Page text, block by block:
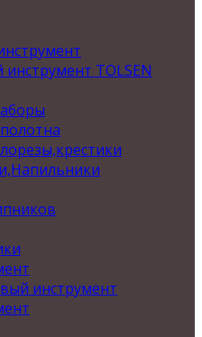
TOLSEN
инструмент